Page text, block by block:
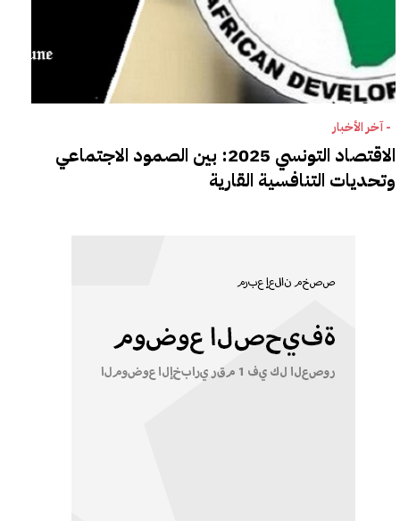
- آخر الأخبار
الاقتصاد التونسي 2025: بين الصمود الاجتماعي
وتحديات التنافسية القارية